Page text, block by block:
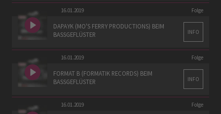
16.01.2019 Folge
DAPAYK (MO'S FERRY PRODUCTIONS) BEIM
BASSGEFLÜSTER
INFO
16.01.2019 Folge
FORMAT B (FORMATIK RECORDS) BEIM
BASSGEFLÜSTER
INFO
16.01.2019 Folge